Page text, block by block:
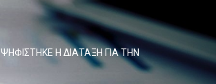
ΨΗΦΙΣΤΗΚΕ Η ΔΙΑΤΑΞΗ ΓΙΑ ΤΗΝ